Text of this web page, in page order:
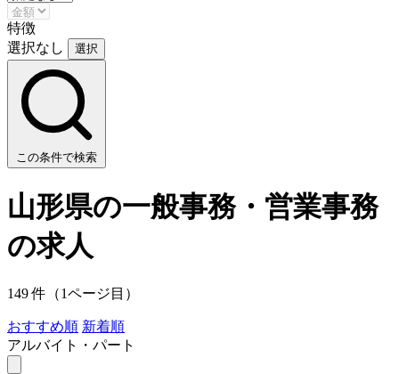
特徴
選択なし
選択
この条件で検索
山形県の一般事務・営業事務
の求人
149 件（1ページ目）
おすすめ順 新着順
アルバイト・パート